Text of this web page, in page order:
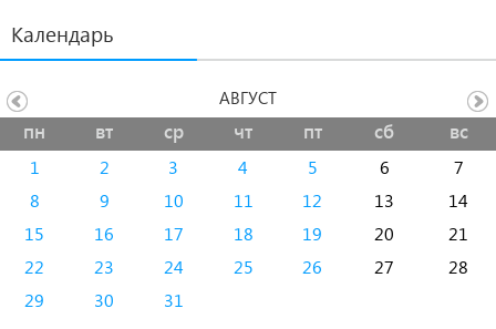
Календарь
пн вт ср чт пт сб вс
1 2 3 4 5 6
7
8
9 10 11 12 13
14
15
16 17 18 19 20
21
22
23 24 25 26 27
28
29
30 31
АВГУСТ